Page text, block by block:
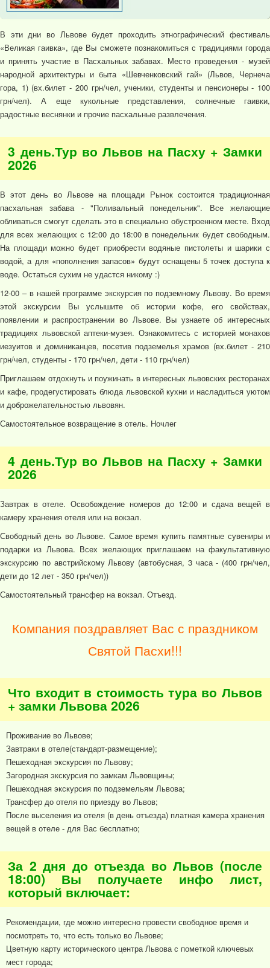
В эти дни во Львове будет проходить этнографический фестиваль
«Великая гаивка», где Вы сможете познакомиться с традициями города
и принять участие в Пасхальных забавах. Место проведения - музей
народной архитектуры и быта «Шевченковский гай» (Львов, Чернеча
гора, 1) (вх.билет - 200 грн/чел, ученики, студенты и пенсионеры - 100
грн/чел). А еще кукольные представления, солнечные гаивки,
радостные веснянки и прочие пасхальные развлечения.
3 день.Тур во Львов на Пасху + Замки
2026
В этот день во Львове на площади Рынок состоится традиционная
пасхальная забава - "Поливальный понедельник". Все желающие
обливаться смогут сделать это в специально обустроенном месте. Вход
для всех желающих с 12:00 до 18:00 в понедельник будет свободным.
На площади можно будет приобрести водяные пистолеты и шарики с
водой, а для «пополнения запасов» будут оснащены 5 точек доступа к
воде. Остаться сухим не удастся никому :)
12-00 – в нашей программе экскурсия по подземному Львову. Во время
этой экскурсии Вы услышите об истории кофе, его свойствах,
появлении и распространении во Львове. Вы узнаете об интересных
традициях львовской аптеки-музея. Ознакомитесь с историей монахов
иезуитов и доминиканцев, посетив подземелья храмов (вх.билет - 210
грн/чел, студенты - 170 грн/чел, дети - 110 грн/чел)
Приглашаем отдохнуть и поужинать в интересных львовских ресторанах
и кафе, продегустировать блюда львовской кухни и насладиться уютом
и доброжелательностью львовян.
Самостоятельное возвращение в отель. Ночлег
4 день.Тур во Львов на Пасху + Замки
2026
Завтрак в отеле. Освобождение номеров до 12:00 и сдача вещей в
камеру хранения отеля или на вокзал.
Свободный день во Львове. Самое время купить памятные сувениры и
подарки из Львова. Всех желающих приглашаем на факультативную
экскурсию по австрийскому Львову (автобусная, 3 часа - (400 грн/чел,
дети до 12 лет - 350 грн/чел))
Самостоятельный трансфер на вокзал. Отъезд.
Компания поздравляет Вас с праздником
Святой Пасхи!!!
Что входит в стоимость тура во Львов
+ замки Львова 2026
Проживание во Львове;
Завтраки в отеле(стандарт-размещение);
Пешеходная экскурсия по Львову;
Загородная экскурсия по замкам Львовщины;
Пешеходная экскурсия по подземельям Львова;
Трансфер до отеля по приезду во Львов;
После выселения из отеля (в день отъезда) платная камера хранения
вещей в отеле - для Вас бесплатно;
За 2 дня до отъезда во Львов (после
18:00) Вы получаете инфо лист,
который включает:
Рекомендации, где можно интересно провести свободное время и
посмотреть то, что есть только во Львове;
Цветную карту исторического центра Львова с пометкой ключевых
мест города;